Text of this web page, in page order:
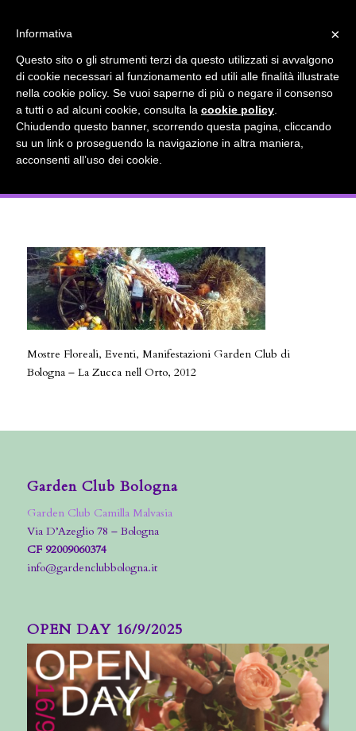
Mostre Floreali, Eventi, Manifestazioni
Garden Club di Bologna – La Zucca
Mostre Floreali, Eventi, Manifestazioni Garden Club di
Bologna – La Zucca nell Orto, 2012
Garden Club Bologna
Garden Club Camilla Malvasia
Via D’Azeglio 78 – Bologna
CF 92009060374
info@gardenclubbologna.it
OPEN DAY 16/9/2025
accetta l'uso dei cookies previsto nella pagina dedicata.
Fai clic per abilitare/disabilitare il tracciamento di
Google Analytics.
OK Privacy e cookie policy
×
Informativa
Questo sito o gli strumenti terzi da questo utilizzati si avvalgono
di cookie necessari al funzionamento ed utili alle finalità illustrate
nella cookie policy. Se vuoi saperne di più o negare il consenso
a tutti o ad alcuni cookie, consulta la cookie policy
Chiudendo questo banner, scorrendo questa pagina, cliccando
su un link o proseguendo la navigazione in altra maniera,
acconsenti all’uso dei cookie.